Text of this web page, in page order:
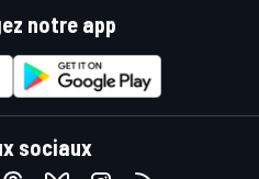
notre app
sociaux